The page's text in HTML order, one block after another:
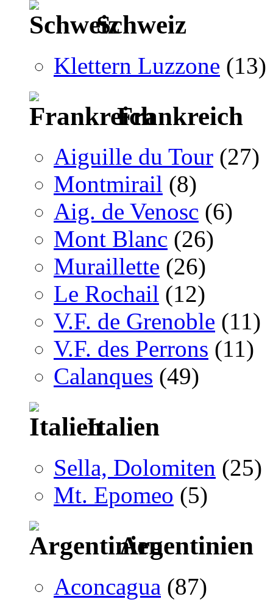
Schweiz
Klettern Luzzone (13)
Frankreich
Aiguille du Tour (27)
Montmirail (8)
Aig. de Venosc (6)
Mont Blanc (26)
Muraillette (26)
Le Rochail (12)
V.F. de Grenoble (11)
V.F. des Perrons (11)
Calanques (49)
Italien
Sella, Dolomiten (25)
Mt. Epomeo (5)
Argentinien
Aconcagua (87)